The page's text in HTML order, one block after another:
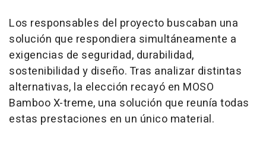
Los responsables del proyecto buscaban una
solución que respondiera simultáneamente a
exigencias de seguridad, durabilidad,
sostenibilidad y diseño. Tras analizar distintas
alternativas, la elección recayó en MOSO
Bamboo X-treme, una solución que reunía todas
estas prestaciones en un único material.